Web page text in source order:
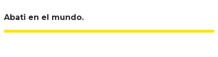
Abati en el mundo.